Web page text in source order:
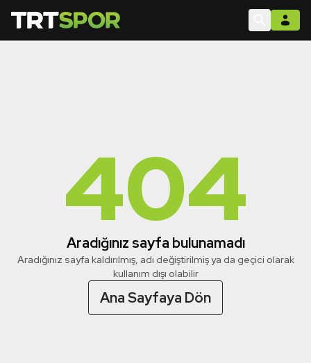
404
Aradığınız sayfa bulunamadı
Aradığınız sayfa kaldırılmış, adı değiştirilmiş ya da geçici olarak
kullanım dışı olabilir
Ana Sayfaya Dön